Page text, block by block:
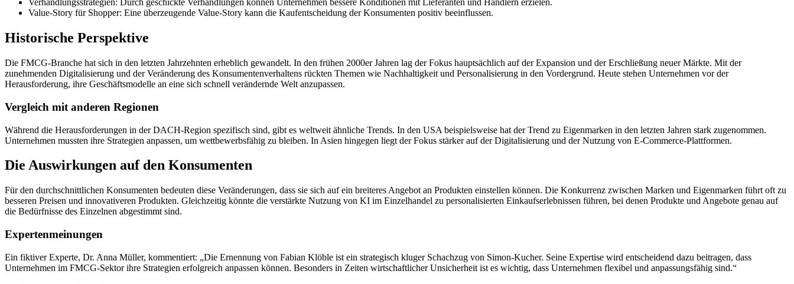
Verhandlungsstrategien: Durch geschickte Verhandlungen können Unternehmen bessere Konditionen mit Lieferanten und Händlern erzielen.
Value-Story für Shopper: Eine überzeugende Value-Story kann die Kaufentscheidung der Konsumenten positiv beeinflussen.
Historische Perspektive
Die FMCG-Branche hat sich in den letzten Jahrzehnten erheblich gewandelt. In den frühen 2000er Jahren lag der Fokus hauptsächlich auf der Expansion und der Erschließung neuer Märkte. Mit der
zunehmenden Digitalisierung und der Veränderung des Konsumentenverhaltens rückten Themen wie Nachhaltigkeit und Personalisierung in den Vordergrund. Heute stehen Unternehmen vor der
Herausforderung, ihre Geschäftsmodelle an eine sich schnell verändernde Welt anzupassen.
Vergleich mit anderen Regionen
Während die Herausforderungen in der DACH-Region spezifisch sind, gibt es weltweit ähnliche Trends. In den USA beispielsweise hat der Trend zu Eigenmarken in den letzten Jahren stark zugenommen.
Unternehmen mussten ihre Strategien anpassen, um wettbewerbsfähig zu bleiben. In Asien hingegen liegt der Fokus stärker auf der Digitalisierung und der Nutzung von E-Commerce-Plattformen.
Die Auswirkungen auf den Konsumenten
Für den durchschnittlichen Konsumenten bedeuten diese Veränderungen, dass sie sich auf ein breiteres Angebot an Produkten einstellen können. Die Konkurrenz zwischen Marken und Eigenmarken führt oft zu
besseren Preisen und innovativeren Produkten. Gleichzeitig könnte die verstärkte Nutzung von KI im Einzelhandel zu personalisierten Einkaufserlebnissen führen, bei denen Produkte und Angebote genau auf
die Bedürfnisse des Einzelnen abgestimmt sind.
Expertenmeinungen
Ein fiktiver Experte, Dr. Anna Müller, kommentiert: „Die Ernennung von Fabian Klöble ist ein strategisch kluger Schachzug von Simon-Kucher. Seine Expertise wird entscheidend dazu beitragen, dass
Unternehmen im FMCG-Sektor ihre Strategien erfolgreich anpassen können. Besonders in Zeiten wirtschaftlicher Unsicherheit ist es wichtig, dass Unternehmen flexibel und anpassungsfähig sind.“